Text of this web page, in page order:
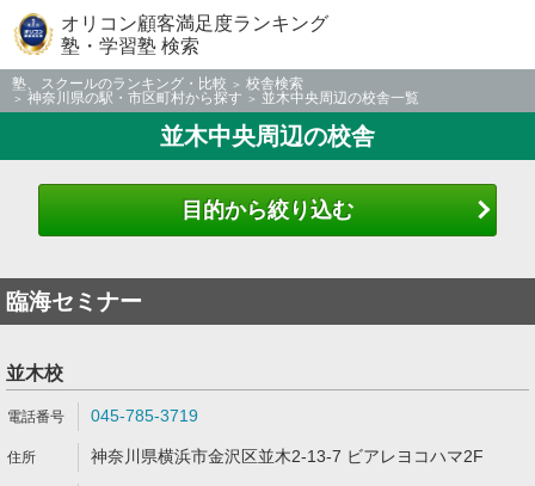
オリコン顧客満足度ランキング
塾・学習塾 検索
塾、スクールのランキング・比較
校舎検索
神奈川県の駅・市区町村から探す
並木中央周辺の校舎一覧
並木中央周辺の校舎
目的から絞り込む
臨海セミナー
並木校
045-785-3719
神奈川県横浜市金沢区並木2-13-7 ビアレヨコハマ2F